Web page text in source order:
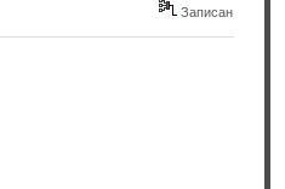
Записан